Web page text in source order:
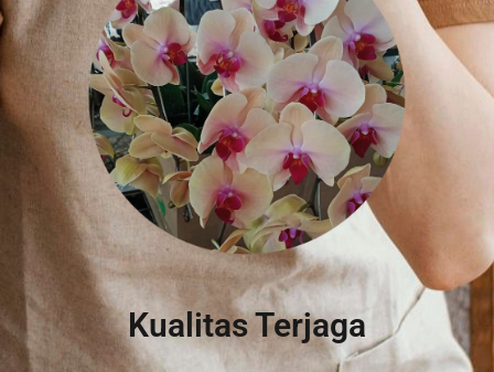
Kualitas Terjaga